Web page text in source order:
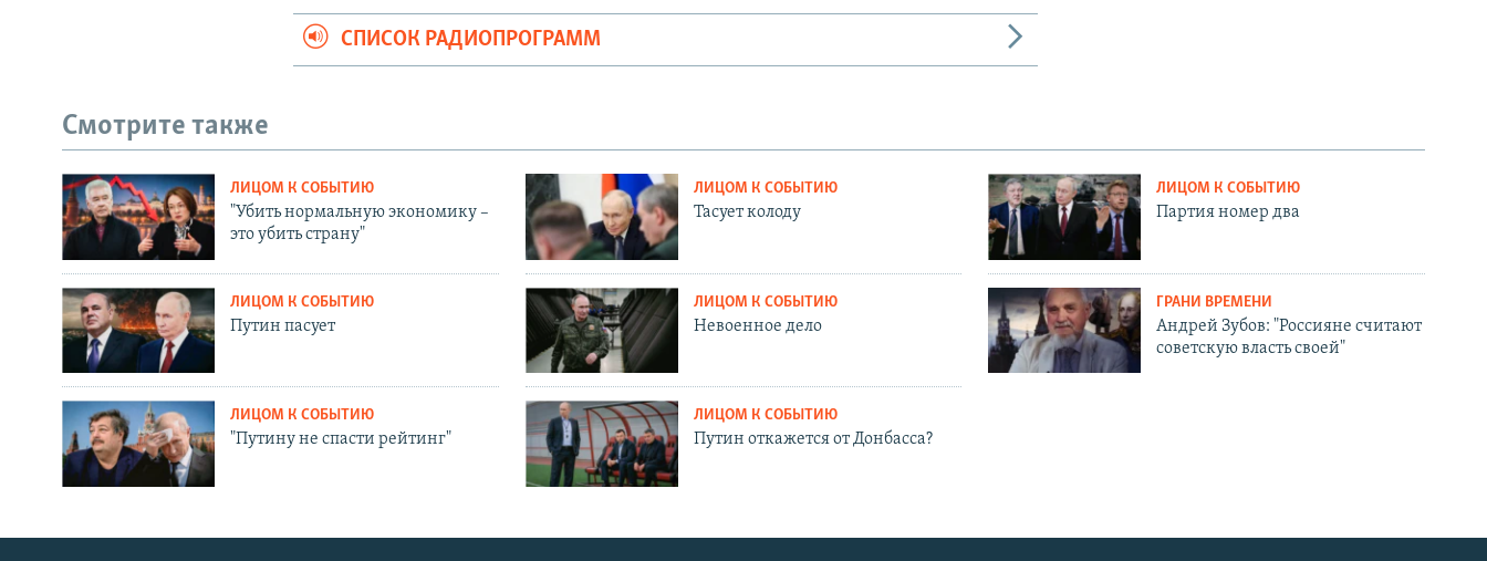
СПИСОК РАДИОПРОГРАММ
Смотрите также
ЛИЦОМ К СОБЫТИЮ
"Убить нормальную экономику –
это убить страну"
ЛИЦОМ К СОБЫТИЮ
Тасует колоду
ЛИЦОМ К СОБЫТИЮ
Партия номер два
ЛИЦОМ К СОБЫТИЮ
Путин пасует
ЛИЦОМ К СОБЫТИЮ
Невоенное дело
ГРАНИ ВРЕМЕНИ
Андрей Зубов: "Россияне считают
советскую власть своей"
ЛИЦОМ К СОБЫТИЮ
"Путину не спасти рейтинг"
ЛИЦОМ К СОБЫТИЮ
Путин откажется от Донбасса?